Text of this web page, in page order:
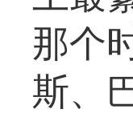
那个
斯、